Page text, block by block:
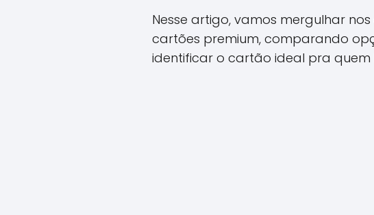
Nesse artigo, vamos mergulhar
cartões premium, comparando
identificar o cartão ideal pra quem